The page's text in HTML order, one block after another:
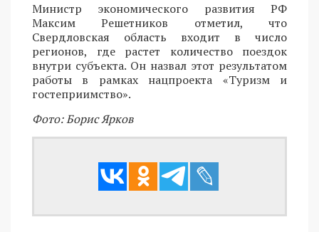
Министр экономического развития РФ
Максим Решетников отметил, что
Свердловская область входит в число
регионов, где растет количество поездок
внутри субъекта. Он назвал этот результатом
работы в рамках нацпроекта «Туризм и
гостеприимство».
Фото: Борис Ярков